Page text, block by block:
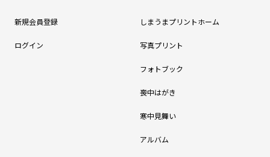
新規会員登録
ログイン
しまうまプリントホーム
写真プリント
フォトブック
喪中はがき
寒中見舞い
アルバム